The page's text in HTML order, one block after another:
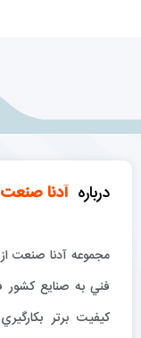
درباره آدنا صنعت
فني به صنايع كشور
كيفيت برتر